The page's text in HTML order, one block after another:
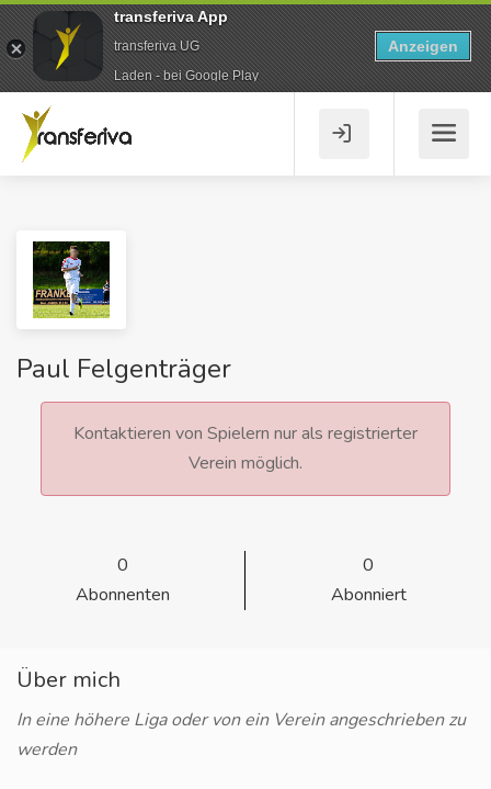
Paul Felgenträger
Kontaktieren von Spielern nur als registrierter
Verein möglich.
0
Abonnenten
0
Abonniert
Über mich
In eine höhere Liga oder von ein Verein angeschrieben zu
werden
transferiva App
transferiva UG
Laden - bei Google Play
Anzeigen